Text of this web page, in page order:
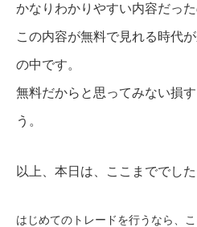
かなりわかりやすい内容だっ
この内容が無料で見れる時代
の中です。
無料だからと思ってみない損
う。
以上、本日は、ここまででした
はじめてのトレードを行うなら、